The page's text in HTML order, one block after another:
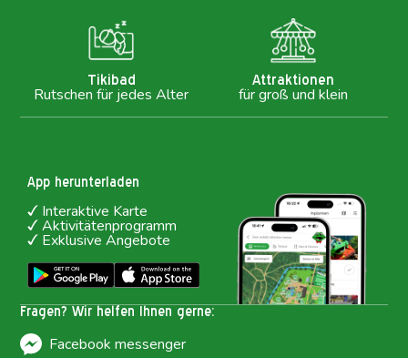
Tikibad
Rutschen für jedes Alter
Attraktionen
für groß und klein
Fragen? Wir helfen Ihnen gerne:
Facebook messenger
App herunterladen
Interaktive Karte
Aktivitätenprogramm
Exklusive Angebote